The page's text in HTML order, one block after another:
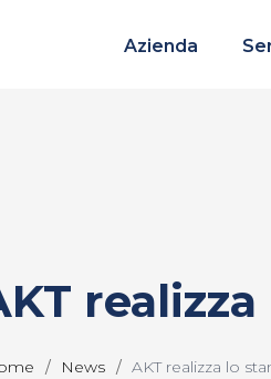
Azienda
News AKT realizza lo